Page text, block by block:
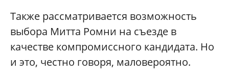
Также рассматривается возможность
выбора Митта Ромни на съезде в
качестве компромиссного кандидата. Но
и это, честно говоря, маловероятно.